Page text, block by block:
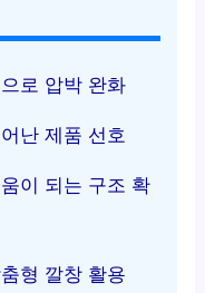
로 압박 완화
난 제품 선호
이 되는 구조 확
형 깔창 활용